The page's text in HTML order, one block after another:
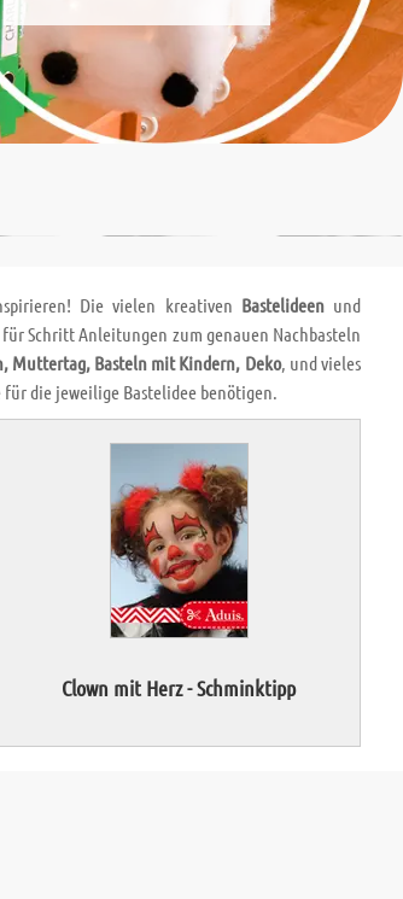
Die vielen kreativen Bastelideenund
Schritt Anleitungen zum genauen Nachbasteln
Muttertag, Basteln mit Kindern, Deko, und vieles
die jeweilige Bastelidee benötigen.
Clown mit Herz - Schminktipp